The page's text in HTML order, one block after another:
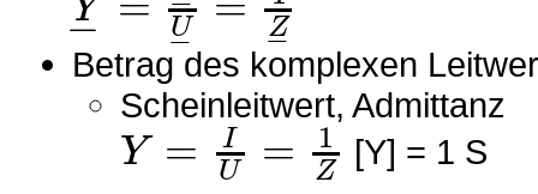
− U
− Z
−
Betrag des komplexen
Scheinleitwert, Admittanz
Y = I
U = 1
Z [Y] = 1 S